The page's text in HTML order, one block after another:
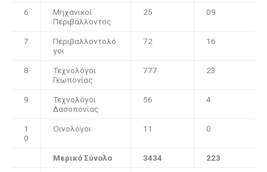
6
Μηχανικοί
Περιβάλλοντος
25 09
7
Περιβαλλοντολό
γοι
72 16
8
Τεχνολόγοι
Γεωπονίας
777 23
9
Τεχνολόγοι
Δασοπονίας
56 4
1
0
Οινολόγοι 11 0
Μερικό Σύνολο 3434 223